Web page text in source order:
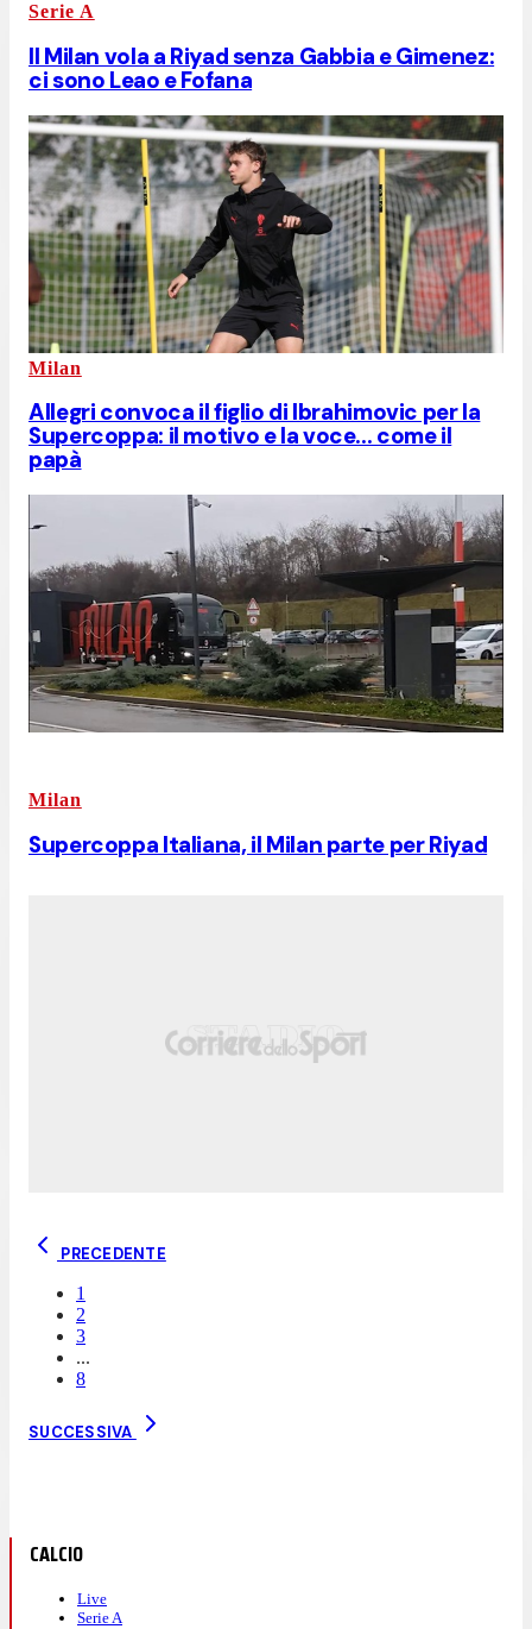
Serie A
Il Milan vola a Riyad senza Gabbia e Gimenez:
ci sono Leao e Fofana
Milan
Allegri convoca il figlio di Ibrahimovic per la
Supercoppa: il motivo e la voce... come il
papà
Milan
Supercoppa Italiana, il Milan parte per Riyad
PRECEDENTE
1
2
3
...
8
SUCCESSIVA
CALCIO
Live
Serie A